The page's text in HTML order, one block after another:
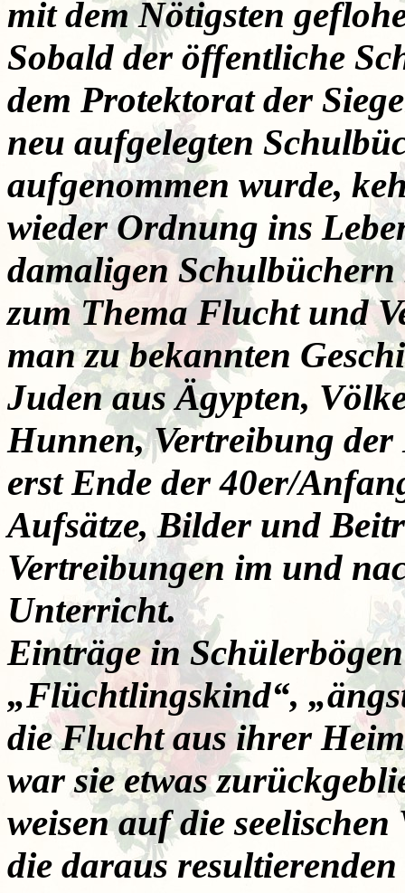
mit dem Nötigsten
Sobald der öffentliche
dem Protektorat der
neu aufgelegten
aufgenommen wurde,
wieder Ordnung ins
damaligen
zum Thema Flucht und
man zu bekannten
Juden aus Ägypten,
Hunnen, Vertreibung
erst Ende der 40er/
Aufsätze, Bilder und
Vertreibungen im und
Unterricht.
Einträge in
„Flüchtlingskind“,
die Flucht aus ihrer
war sie etwas
weisen auf die
die daraus